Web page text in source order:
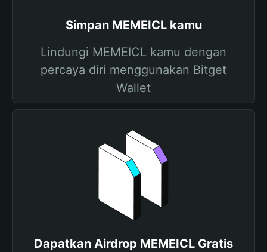
Simpan MEMEICL kamu
Lindungi MEMEICL kamu dengan
percaya diri menggunakan Bitget
Wallet
Dapatkan Airdrop MEMEICL Gratis